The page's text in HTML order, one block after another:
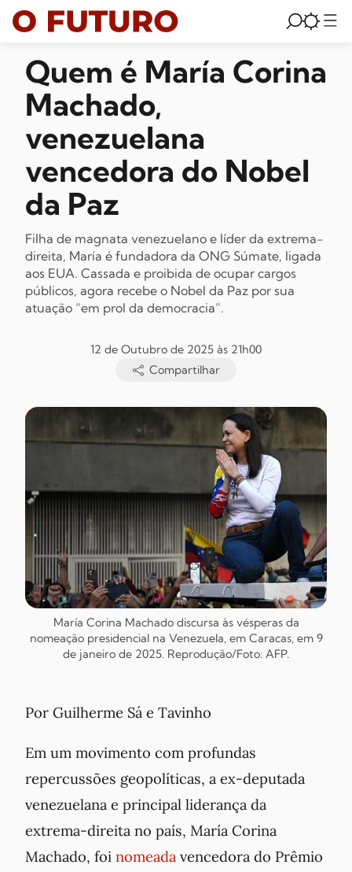
Quem é María Corina
Machado,
venezuelana
vencedora do Nobel
da Paz
Filha de magnata venezuelano e líder da extrema-
direita, María é fundadora da ONG Súmate, ligada
aos EUA. Cassada e proibida de ocupar cargos
públicos, agora recebe o Nobel da Paz por sua
atuação “em prol da democracia”.
12 de Outubro de 2025 às 21h00
Compartilhar
María Corina Machado discursa às vésperas da
nomeação presidencial na Venezuela, em Caracas, em 9
de janeiro de 2025. Reprodução/Foto: AFP.
Por Guilherme Sá e Tavinho
Em um movimento com profundas
repercussões geopolíticas, a ex-deputada
venezuelana e principal liderança da
extrema-direita no país, María Corina
Machado, foi nomeada vencedora do Prêmio